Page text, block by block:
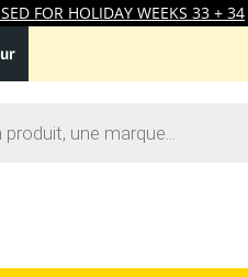
FOR HOLIDAY WEEKS 33 + 34